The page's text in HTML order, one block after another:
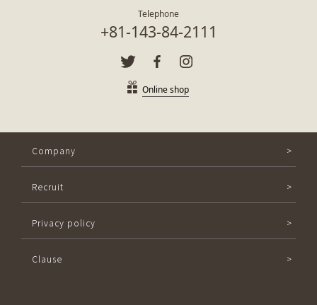
Telephone
+81-143-84-2111
Online shop
Company
Recruit
Privacy policy
Clause